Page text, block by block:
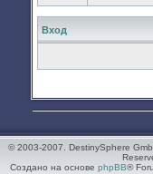
Вход
© 2003-2007. DestinySphere
Создано на основе phpBB®